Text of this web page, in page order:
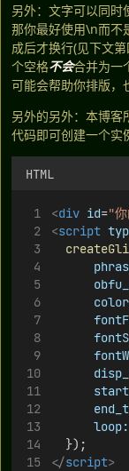
另外：文字可以同时
那你最好使用\n而不
成后才换行(见下文
个空格不会合并为一
可能会帮助你排版，
另外的另外：本博客
代码即可创建一个实
HTML
<div id="
<script
loop:
  });
</script>